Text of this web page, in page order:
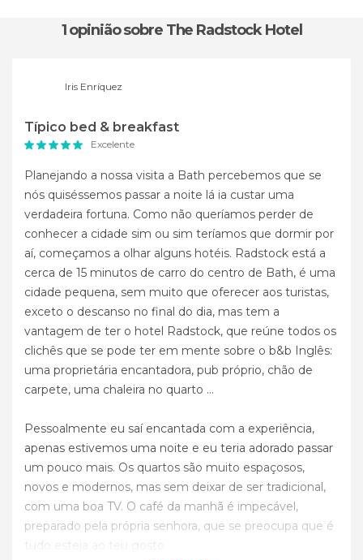
1 opiniãosobre The Radstock Hotel
Iris Enríquez
Típico bed & breakfast
Excelente
Planejando a nossa visita a Bath percebemos que se
nós quiséssemos passar a noite lá ia custar uma
verdadeira fortuna. Como não queríamos perder de
conhecer a cidade sim ou sim teríamos que dormir por
aí, começamos a olhar alguns hotéis. Radstock está a
cerca de 15 minutos de carro do centro de Bath, é uma
cidade pequena, sem muito que oferecer aos turistas,
exceto o descanso no final do dia, mas tem a
vantagem de ter o hotel Radstock, que reúne todos os
clichês que se pode ter em mente sobre o b&b Inglês:
uma proprietária encantadora, pub próprio, chão de
carpete, uma chaleira no quarto ...
Pessoalmente eu saí encantada com a experiência,
apenas estivemos uma noite e eu teria adorado passar
um pouco mais. Os quartos são muito espaçosos,
novos e modernos, mas sem deixar de ser tradicional,
com uma boa TV. O café da manhã é impecável,
preparado pela própria senhora, que se preocupa que é
tudo esteja ao teu gosto.